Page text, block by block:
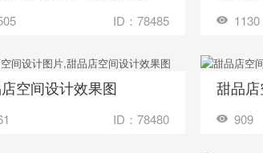
ID：78485 1130
装修成这样要花多少钱？
空间设计效果图
ID：78480
收藏
甜品
909